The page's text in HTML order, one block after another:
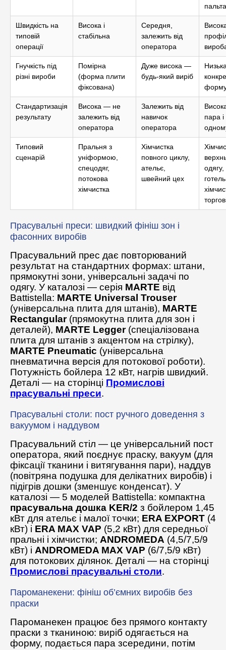
Швидкість на
типовій
операції
Висока і
стабільна
Середня,
залежить від
оператора
Гнучкість під
різні вироби
Помірна
(форма плити
фіксована)
Дуже висока —
будь-який виріб
Стандартизація
результату
Висока — не
залежить від
оператора
Залежить від
навичок
оператора
пара
Типовий
сценарій
Пральня з
уніформою,
спецодяг,
потокова
хімчистка
Хімчистка
повного циклу,
ательє,
швейний цех
одягу,
Прасувальні преси: швидкий фініш зон і
фасонних виробів
Прасувальний прес дає повторюваний
результат на стандартних формах: штани,
прямокутні зони, універсальні задачі по
одягу. У каталозі — серія MARTE від
Battistella: MARTE Universal Trouser
(універсальна плита для штанів), MARTE
Rectangular(прямокутна плита для зон і
деталей), MARTE Legger(спеціалізована
плита для штанів з акцентом на стрілку),
MARTE Pneumatic (універсальна
пневматична версія для потокової роботи).
Потужність бойлера 12 кВт, нагрів швидкий.
Деталі — на сторінці Промислові
прасувальні преси.
Прасувальні столи: пост ручного доведення з
вакуумом і наддувом
Прасувальний стіл — це універсальний пост
оператора, який поєднує праску, вакуум (для
фіксації тканини і витягування пари), наддув
(повітряна подушка для делікатних виробів) і
підігрів дошки (зменшує конденсат). У
каталозі — 5 моделей Battistella: компактна
прасувальна дошка KER/2 з бойлером 1,45
кВт для ательє і малої точки; ERA EXPORT (4
кВт) і ERA MAX VAP (5,2 кВт) для середньої
пральні і хімчистки; ANDROMEDA (4,5/7,5/9
кВт) і ANDROMEDA MAX VAP (6/7,5/9 кВт)
для потокових ділянок. Деталі — на сторінці
Промислові прасувальні столи.
Пароманекени: фініш об’ємних виробів без
праски
Пароманекен працює без прямого контакту
праски з тканиною: виріб одягається на
форму, подається пара зсередини, потім